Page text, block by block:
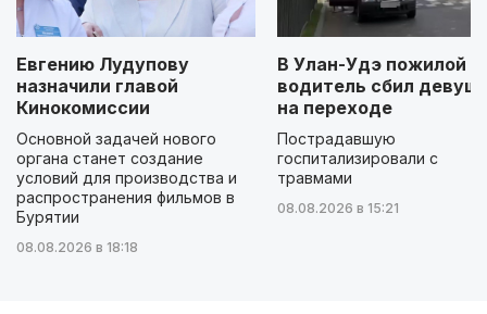
Евгению Лудупову
назначили главой
Кинокомиссии
Основной задачей нового
органа станет создание
условий для производства и
распространения фильмов в
Бурятии
08.08.2026 в 18:18
В Улан-Удэ пожилой
водитель сбил
на переходе
Пострадавшую
госпитализировали с
травмами
08.08.2026 в 15:21